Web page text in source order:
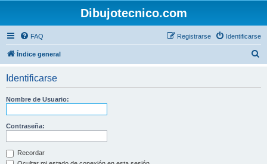
Dibujotecnico.com
FAQ Identificarse
Registrarse
Índice general
Identificarse
Nombre de Usuario:
Contraseña:
Recordar